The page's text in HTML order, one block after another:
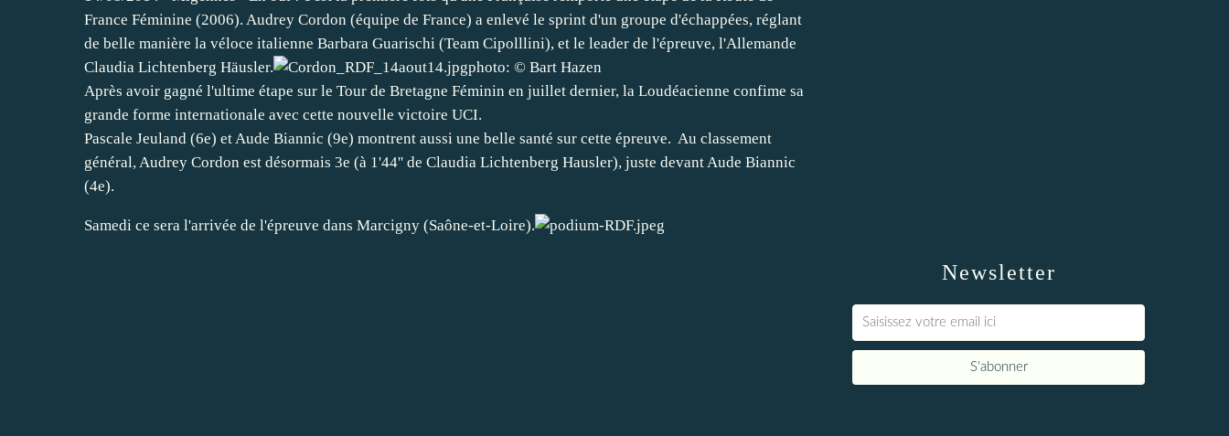
France Féminine (2006). Audrey Cordon (équipe de France) a enlevé le sprint d'un groupe d'échappées, réglant
de belle manière la véloce italienne Barbara Guarischi (Team Cipolllini), et le leader de l'épreuve, l'Allemande
Claudia Lichtenberg Häusler.
photo: © Bart Hazen
Après avoir gagné l'ultime étape sur le Tour de Bretagne Féminin en juillet dernier, la Loudéacienne confime sa
grande forme internationale avec cette nouvelle victoire UCI.
Pascale Jeuland (6e) et Aude Biannic (9e) montrent aussi une belle santé sur cette épreuve. Au classement
général, Audrey Cordon est désormais 3e (à 1'44'' de Claudia Lichtenberg Hausler), juste devant Aude Biannic
(4e).
Samedi ce sera l'arrivée de l'épreuve dans Marcigny (Saône-et-Loire).
Newsletter